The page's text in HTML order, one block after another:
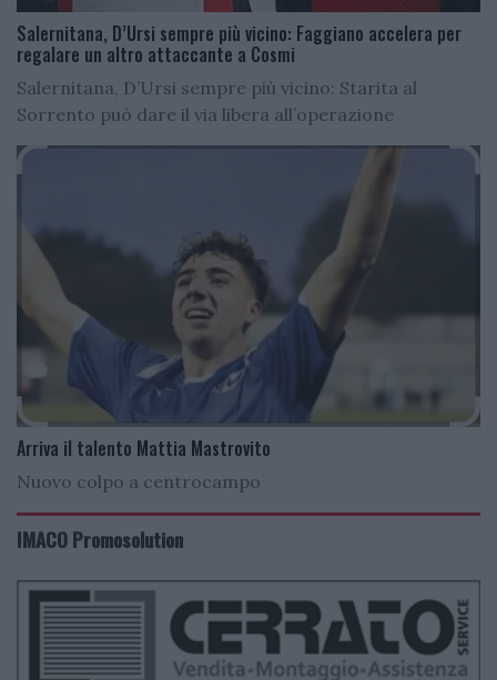
Salernitana, D’Ursi sempre più vicino: Faggiano accelera per
regalare un altro attaccante a Cosmi
Salernitana, D’Ursi sempre più vicino: Starita al
Sorrento può dare il via libera all’operazione
Arriva il talento Mattia Mastrovito
Nuovo colpo a centrocampo
IMACO Promosolution